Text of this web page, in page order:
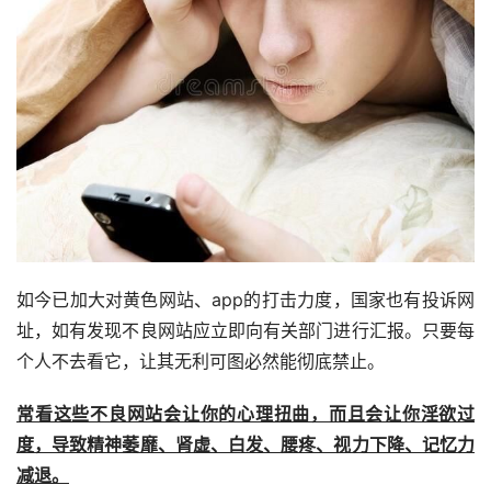
如今已加大对黄色网站、app的打击力度，国家也有投诉网
址，如有发现不良网站应立即向有关部门进行汇报。只要每
个人不去看它，让其无利可图必然能彻底禁止。
常看这些不良网站会让你的心理扭曲，而且会让你淫欲过
度，导致精神萎靡、肾虚、白发、腰疼、视力下降、记忆力
减退。